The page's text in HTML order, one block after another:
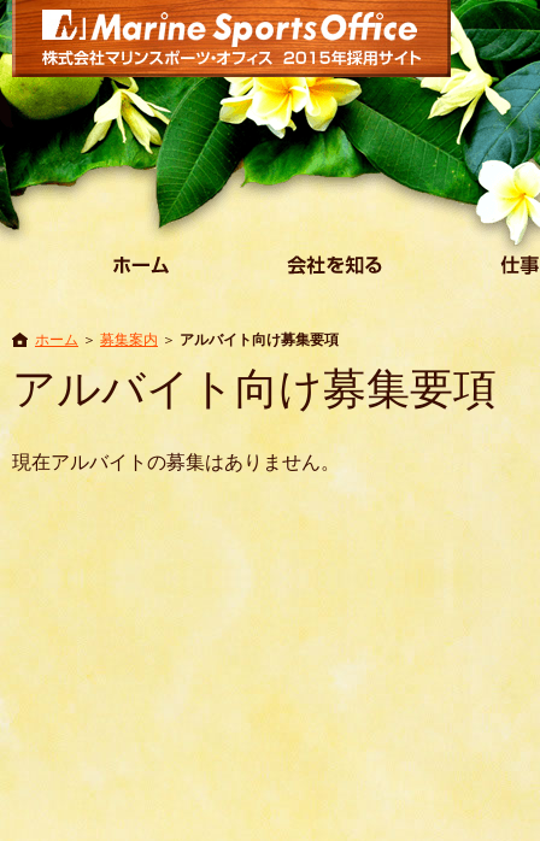
ホーム 募集案内 アルバイト向け募集要項
アルバイト向け募集要項
現在アルバイトの募集はありません。